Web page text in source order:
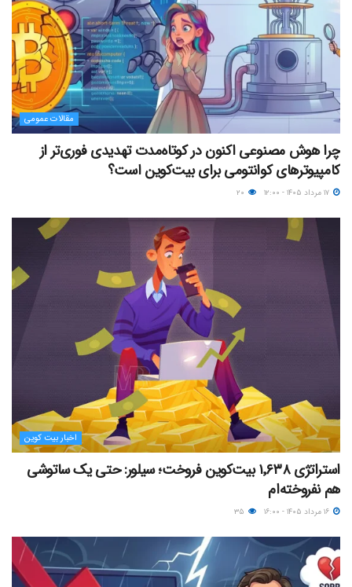
مقالات عمومی
چرا هوش مصنوعی اکنون در کوتاه‌مدت تهدیدی فوری‌تر از
کامپیوترهای کوانتومی برای بیت‌کوین است؟
اخبار بیت کوین
استراتژی ۱٬۶۳۸ بیت‌کوین فروخت؛ سیلور: حتی یک ساتوشی
هم نفروخته‌ام